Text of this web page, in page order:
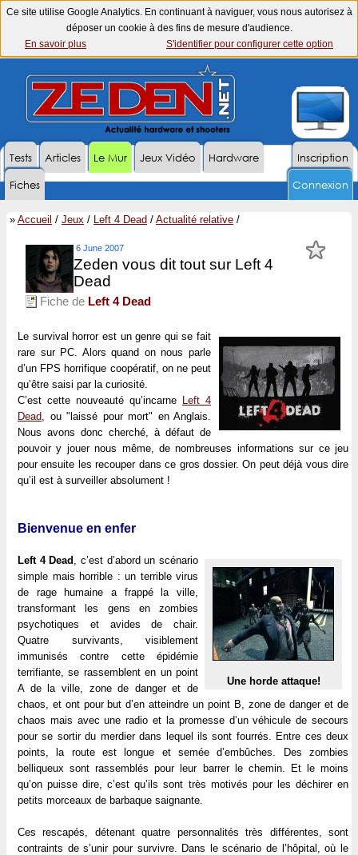
Ce site utilise Google Analytics. En continuant à naviguer, vous nous autorisez à
déposer un cookie à des fins de mesure d'audience.
En savoir plus
S'identifier pour configurer cette option
Inscription
Tests Articles Le Mur Jeux Vidéo
Hardware
Fiches
Connexion
» Accueil / Jeux / Left 4 Dead / Actualité relative /
6 June 2007
Zeden vous dit tout sur Left 4
Dead
Fiche de Left 4 Dead
Le survival horror est un genre qui se fait
rare sur PC. Alors quand on nous parle
d’un FPS horrifique coopératif, on ne peut
qu’être saisi par la curiosité.
C’est cette nouveauté qu’incarne Left 4
Dead, ou "laissé pour mort" en Anglais.
Nous avons donc cherché, à défaut de
pouvoir y jouer nous même, de nombreuses informations sur ce jeu
pour ensuite les recouper dans ce gros dossier. On peut déjà vous dire
qu’il est à surveiller absolument !
Bienvenue en enfer
Une horde attaque!
Left 4 Dead , c’est d’abord un scénario
simple mais horrible : un terrible virus
de rage humaine a frappé la ville,
transformant les gens en zombies
psychotiques et avides de chair.
Quatre survivants, visiblement
immunisés contre cette épidémie
terrifiante, se rassemblent en un point
A de la ville, zone de danger et de
chaos, et ont pour but d’en atteindre un point B, zone de danger et de
chaos mais avec une radio et la promesse d’un véhicule de secours
pour se sortir du merdier dans lequel ils sont fourrés. Entre ces deux
points, la route est longue et semée d’embûches. Des zombies
belliqueux sont rassemblés pour leur barrer le chemin. Et le moins
qu’on puisse dire, c’est qu’ils sont très motivés pour les déchirer en
petits morceaux de barbaque saignante.
Ces rescapés, détenant quatre personnalités très différentes, sont
contraints de s’unir pour survivre. Dans le scénario de l’hôpital, où le